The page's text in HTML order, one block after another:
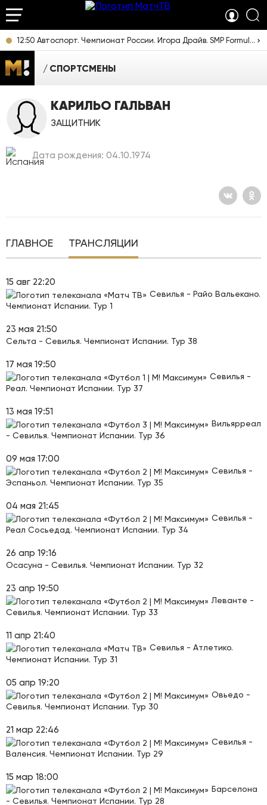
12:50 Автоспорт. Чемпионат России. Игора Драйв. SMP Formula 4. Прямая трансляция из Ленинградской области
СПОРТСМЕНЫ
КАРИЛЬО ГАЛЬВАН
ЗАЩИТНИК
Дата рождения: 04.10.1974
ГЛАВНОЕ ТРАНСЛЯЦИИ
15 авг 22:20
Севилья - Райо Вальекано.
Чемпионат Испании. Тур 1
23 мая 21:50
Сельта - Севилья. Чемпионат Испании. Тур 38
17 мая 19:50
Севилья -
Реал. Чемпионат Испании. Тур 37
13 мая 19:51
Вильярреал
- Севилья. Чемпионат Испании. Тур 36
09 мая 17:00
Севилья -
Эспаньол. Чемпионат Испании. Тур 35
04 мая 21:45
Севилья -
Реал Сосьедад. Чемпионат Испании. Тур 34
26 апр 19:16
Осасуна - Севилья. Чемпионат Испании. Тур 32
23 апр 19:50
Леванте -
Севилья. Чемпионат Испании. Тур 33
11 апр 21:40
Севилья - Атлетико.
Чемпионат Испании. Тур 31
05 апр 19:20
Овьедо -
Севилья. Чемпионат Испании. Тур 30
21 мар 22:46
Севилья -
Валенсия. Чемпионат Испании. Тур 29
15 мар 18:00
Барселона
- Севилья. Чемпионат Испании. Тур 28